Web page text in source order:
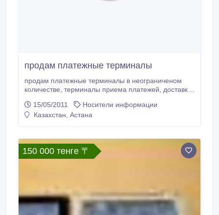
продам платежные терминалы
продам платежные терминалы в неограниченом
количестве, терминалы приема платежей, доставка
15/05/2011
Носители информации
Казахстан, Астана
150 000 тенге 〒